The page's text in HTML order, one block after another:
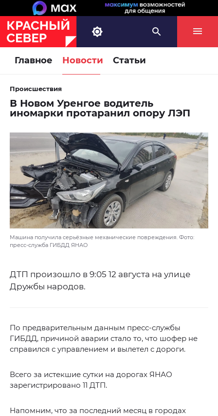
Главное Новости Статьи
Происшествия
В Новом Уренгое водитель
иномарки протаранил опору ЛЭП
Машина получила серьёзные механические повреждения. Фото:
пресс-служба ГИБДД ЯНАО
ДТП произошло в 9:05 12 августа на улице
Дружбы народов.
По предварительным данным пресс-службы
ГИБДД, причиной аварии стало то, что шофер не
справился с управлением и вылетел с дороги.
Всего за истекшие сутки на дорогах ЯНАО
зарегистрировано 11 ДТП.
Напомним, что за последний месяц в городах